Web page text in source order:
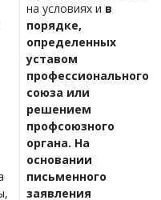
на условиях и в
порядке,
определенных
уставом
профессионального
союза или
решением
профсоюзного
органа. На
основании
письменного
заявления